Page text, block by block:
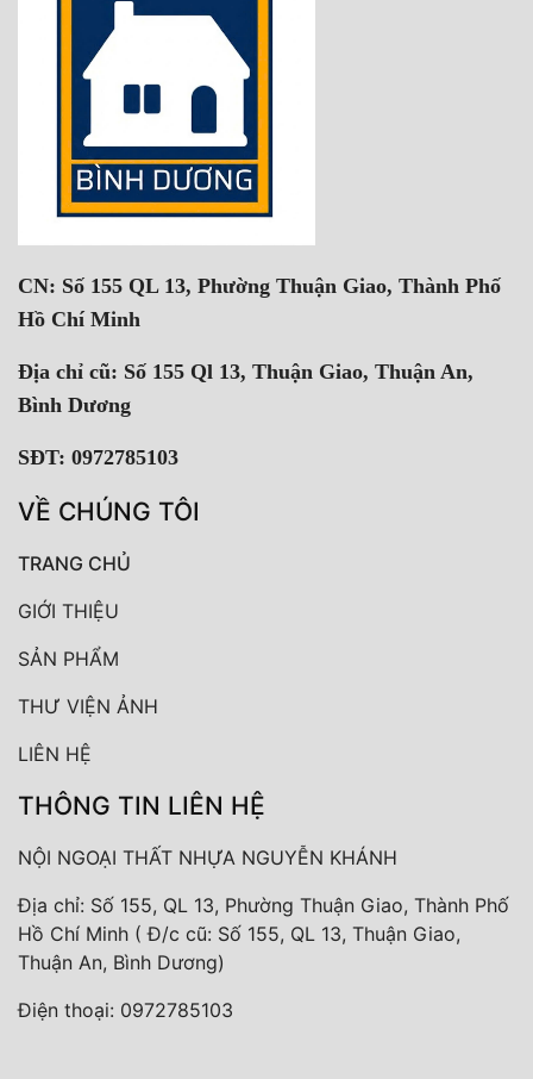
CN: Số 155 QL 13, Phường Thuận Giao, Thành Phố
Hồ Chí Minh
Địa chỉ cũ: Số 155 Ql 13, Thuận Giao, Thuận An,
Bình Dương
SĐT: 0972785103
VỀ CHÚNG TÔI
TRANG CHỦ
GIỚI THIỆU
SẢN PHẨM
THƯ VIỆN ẢNH
LIÊN HỆ
THÔNG TIN LIÊN HỆ
NỘI NGOẠI THẤT NHỰA NGUYỄN KHÁNH
Địa chỉ: Số 155, QL 13, Phường Thuận Giao, Thành Phố
Hồ Chí Minh ( Đ/c cũ: Số 155, QL 13, Thuận Giao,
Thuận An, Bình Dương)
Điện thoại: 0972785103